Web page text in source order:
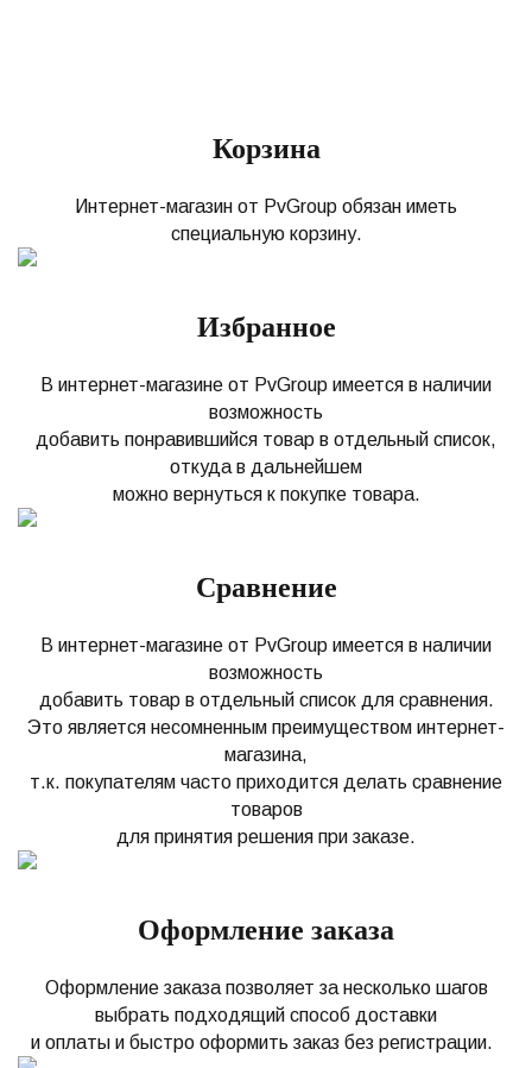
Корзина
Интернет-магазин от PvGroup обязан иметь
специальную корзину.
Избранное
В интернет-магазине от PvGroup имеется в наличии
возможность
добавить понравившийся товар в отдельный список,
откуда в дальнейшем
можно вернуться к покупке товара.
Сравнение
В интернет-магазине от PvGroup имеется в наличии
возможность
добавить товар в отдельный список для сравнения.
Это является несомненным преимуществом интернет-
магазина,
т.к. покупателям часто приходится делать сравнение
товаров
для принятия решения при заказе.
Оформление заказа
Оформление заказа позволяет за несколько шагов
выбрать подходящий способ доставки
и оплаты и быстро оформить заказ без регистрации.